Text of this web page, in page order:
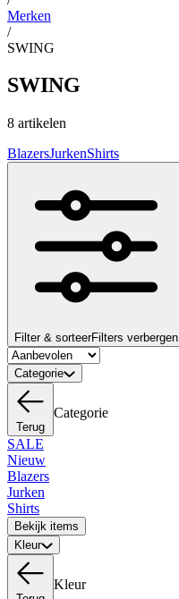
Merken
/
SWING
SWING
8 artikelen
BlazersJurkenShirts
Filter & sorteerFilters verbergen
Categorie
Terug
Categorie
SALE
Nieuw
Blazers
Jurken
Shirts
Bekijk items
Kleur
Kleur